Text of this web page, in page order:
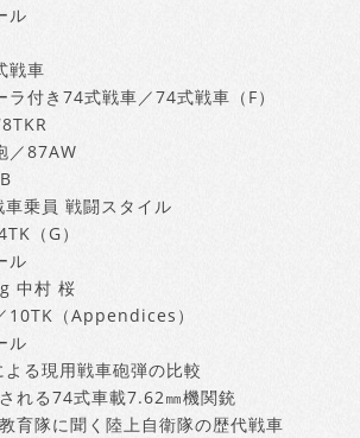
ル
戦車
付き74式戦車／74式戦車（F）
／87AW
乗員 戦闘スタイル
（G）
ル
中村 桜
（Appendices）
ル
る現用戦車砲弾の比較
れる74式車載7.62㎜機関銃
隊に聞く陸上自衛隊の歴代戦車